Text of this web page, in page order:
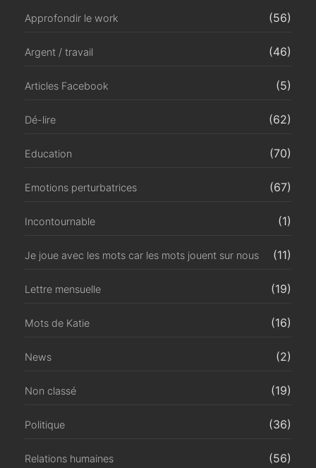
Approfondir le work (56)
Argent / travail (46)
Articles Facebook (5)
Dé-lire (62)
Education (70)
Emotions perturbatrices (67)
Incontournable (1)
Je joue avec les mots car les mots jouent sur nous (11)
Lettre mensuelle (19)
Mots de Katie (16)
News (2)
Non classé (19)
Politique (36)
Relations humaines (56)